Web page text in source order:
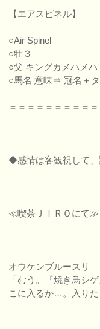
【エアスピネル】
○Air Spinel
○牡３
○父 キングカメハメハ
○馬名 意味⇒ 冠名＋
＝＝＝＝＝＝＝＝＝＝
◆感情は客観視して、
≪喫茶ＪＩＲＯにて≫
オウケンブルースリ
「むう。『焼き鳥シ
こに入るか…。入りた